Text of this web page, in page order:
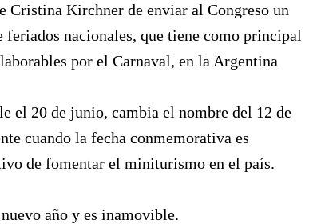
Cristina Kirchner de enviar al Congreso un
nacionales, que tiene como principal
por el Carnaval, en la Argentina
el 20 de junio, cambia el nombre del 12 de
cuando la fecha conmemorativa es
de fomentar el miniturismo en el país.
año y es inamovible.